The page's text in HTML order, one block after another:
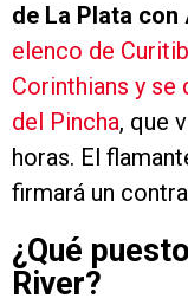
de La Plata
elenco de
Corinthians y
del Pincha, que
horas. El
firmará un
¿Qué
River?